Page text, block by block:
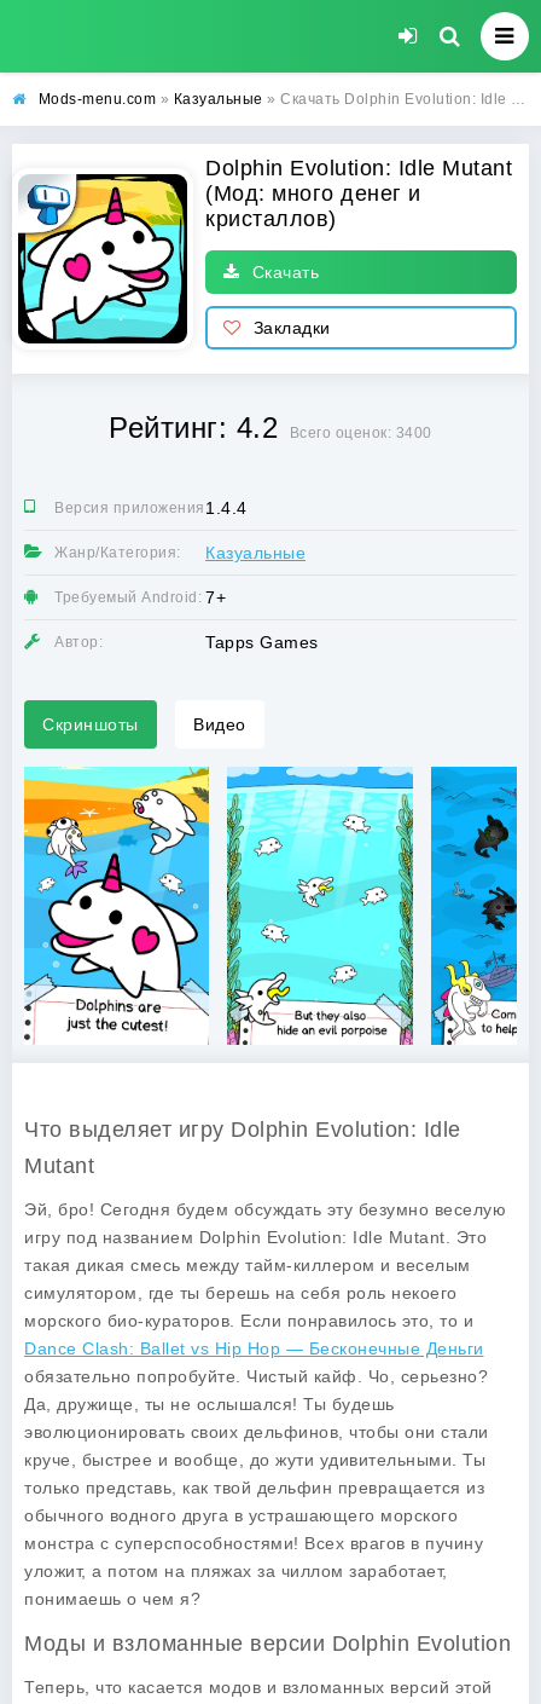
Mods-menu.com » Казуальные » Скачать Dolphin Evolution: Idle Mutant взлом на много денег и кристаллов на Андроид бесплатно
Dolphin Evolution: Idle Mutant
(Мод: много денег и
кристаллов)
Скачать
Закладки
Рейтинг: 4.2 Всего оценок: 3400
Версия приложения:1.4.4
Жанр/Категория: Казуальные
Требуемый Android: 7+
Автор: Tapps Games
Скриншоты Видео
Что выделяет игру Dolphin Evolution: Idle
Mutant
Эй, бро! Сегодня будем обсуждать эту безумно веселую
игру под названием Dolphin Evolution: Idle Mutant . Это
такая дикая смесь между тайм-киллером и веселым
симулятором, где ты берешь на себя роль некоего
морского био-кураторов. Если понравилось это, то и
Dance Clash: Ballet vs Hip Hop — Бесконечные Деньги
обязательно попробуйте. Чистый кайф. Чо, серьезно?
Да, дружище, ты не ослышался! Ты будешь
эволюционировать своих дельфинов, чтобы они стали
круче, быстрее и вообще, до жути удивительными. Ты
только представь, как твой дельфин превращается из
обычного водного друга в устрашающего морского
монстра с суперспособностями! Всех врагов в пучину
уложит, а потом на пляжах за чиллом заработает,
понимаешь о чем я?
Моды и взломанные версии Dolphin Evolution
Теперь, что касается модов и взломанных версий этой